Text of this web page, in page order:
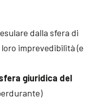
dalla sfera di
imprevedibilità (e
giuridica del